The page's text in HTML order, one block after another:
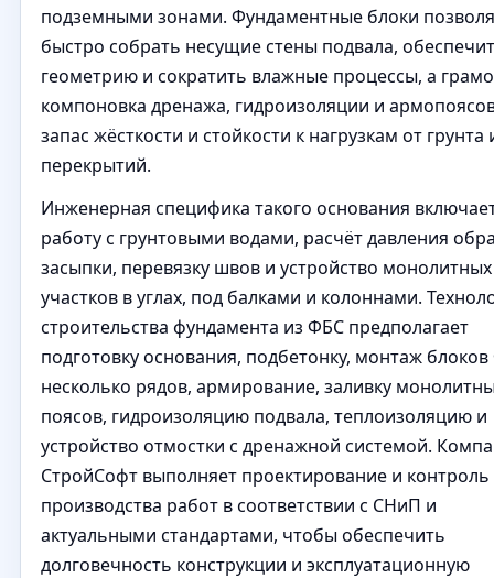
подземными зонами. Фундаментные блоки
быстро собрать несущие стены подвала,
геометрию и сократить влажные процессы, а
компоновка дренажа, гидроизоляции и
запас жёсткости и стойкости к нагрузкам от грунта
перекрытий.
Инженерная специфика такого основания
работу с грунтовыми водами, расчёт давления
засыпки, перевязку швов и устройство монолитных
участков в углах, под балками и колоннами.
строительства фундамента из ФБС предполагает
подготовку основания, подбетонку, монтаж
несколько рядов, армирование, заливку
поясов, гидроизоляцию подвала, теплоизоляцию и
устройство отмостки с дренажной системой.
СтройСофт выполняет проектирование и контроль
производства работ в соответствии с СНиП и
актуальными стандартами, чтобы обеспечить
долговечность конструкции и эксплуатационную